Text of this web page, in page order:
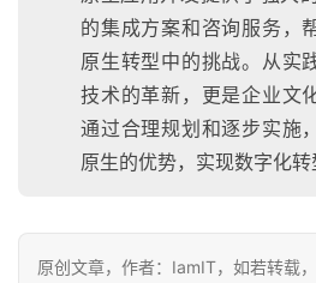
的集成方案和咨询服务，
原生转型中的挑战。从实
技术的革新，更是企业文
通过合理规划和逐步实施
原生的优势，实现数字化转
原创文章，作者：IamIT，如若转载，